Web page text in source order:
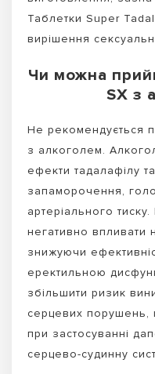
Таблетки Super
вирішення
Чи можна
SX з
Не рекомендується
з алкоголем.
ефекти тадалафілу
запаморочення,
артеріального
негативно впливати
знижуючи
еректильною
збільшити ризик
серцевих
при застосуванні
серцево-судинну